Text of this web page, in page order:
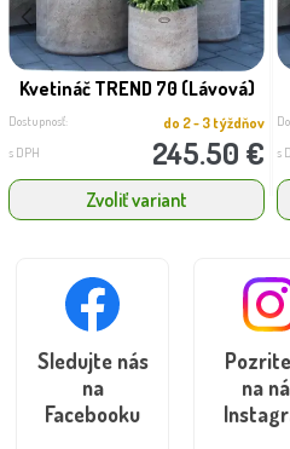
Kvetináč TREND 70 (Lávová)
Dostupnosť: do 2 - 3 týždňov
s DPH 245.50 €
Zvoliť variant
s
Sledujte nás
na
Facebooku
na